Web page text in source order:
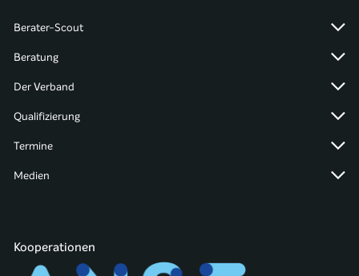
Berater-Scout
Beratung
Der Verband
Qualifizierung
Termine
Medien
Kooperationen